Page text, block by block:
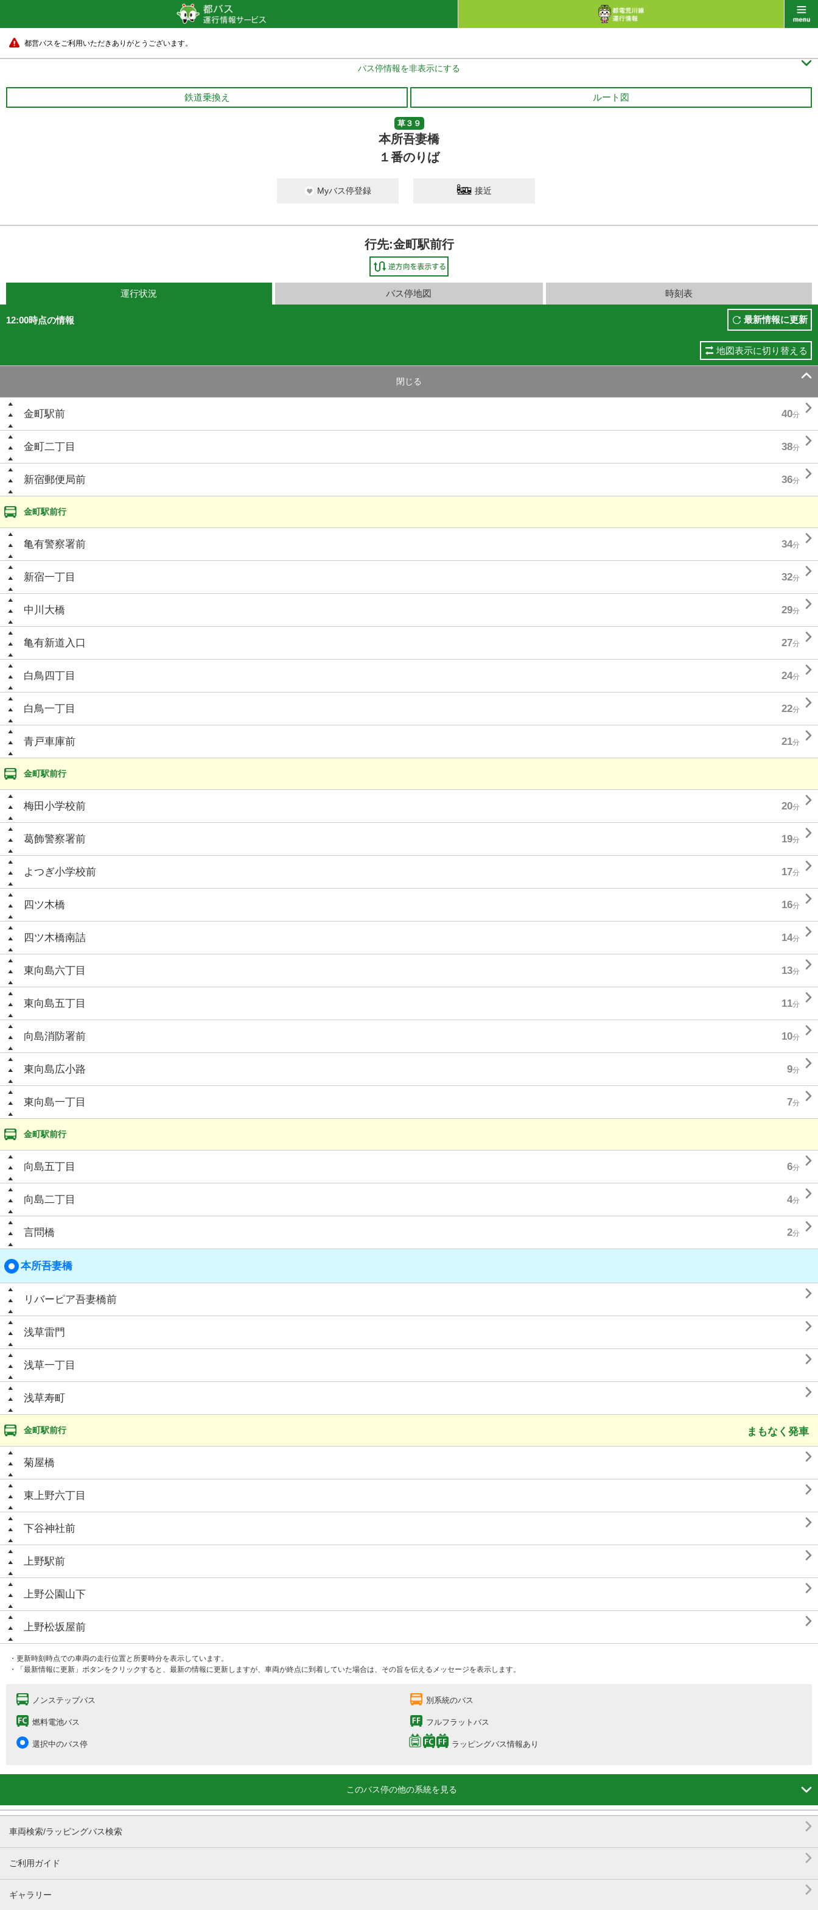
都営バスをご利用いただきありがとうございます。
バス停情報を非表示にする 
鉄道乗換え ルート図
草３９
本所吾妻橋
１番のりば
Myバス停登録 接近
行先:金町駅前行
運行状況 バス停地図 時刻表
12:00時点の情報 最新情報に更新
地図表示に切り替える
閉じる 
金町駅前 40分 
金町二丁目 38分 
新宿郵便局前 36分 
金町駅前行
亀有警察署前 34分 
新宿一丁目 32分 
中川大橋 29分 
亀有新道入口 27分 
白鳥四丁目 24分 
白鳥一丁目 22分 
青戸車庫前 21分 
金町駅前行
梅田小学校前 20分 
葛飾警察署前 19分 
よつぎ小学校前 17分 
四ツ木橋 16分 
四ツ木橋南詰 14分 
東向島六丁目 13分 
東向島五丁目 11分 
向島消防署前 10分 
東向島広小路 9分 
東向島一丁目 7分 
金町駅前行
向島五丁目 6分 
向島二丁目 4分 
言問橋 2分 
本所吾妻橋
リバーピア吾妻橋前 
浅草雷門 
浅草一丁目 
浅草寿町 
金町駅前行 まもなく発車
菊屋橋 
東上野六丁目 
下谷神社前 
上野駅前 
上野公園山下 
上野松坂屋前 
・更新時刻時点での車両の走行位置と所要時分を表示しています。
・「最新情報に更新」ボタンをクリックすると、最新の情報に更新しますが、車両が終点に到着していた場合は、その旨を伝えるメッセージを表示します。
ノンステップバス 別系統のバス
燃料電池バス フルフラットバス
選択中のバス停 ラッピングバス情報あり
このバス停の他の系統を見る 
車両検索/ラッピングバス検索 
ご利用ガイド 
ギャラリー 